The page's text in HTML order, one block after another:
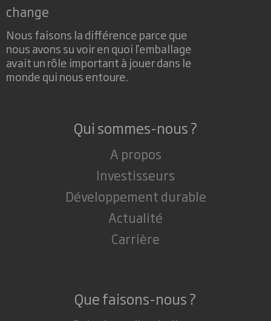
change
Nous faisons la différence parce que
nous avons su voir en quoi l'emballage
avait un rôle important à jouer dans le
monde qui nous entoure.
Qui sommes-nous ?
A propos
Investisseurs
Développement durable
Actualité
Carrière
Que faisons-nous ?